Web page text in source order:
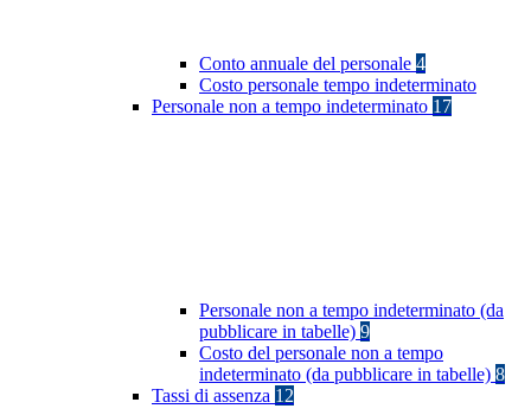
Conto annuale del personale 4
Costo personale tempo indeterminato
Personale non a tempo indeterminato 17
Personale non a tempo indeterminato (da
pubblicare in tabelle) 9
Costo del personale non a tempo
indeterminato (da pubblicare in tabelle) 8
Tassi di assenza 12